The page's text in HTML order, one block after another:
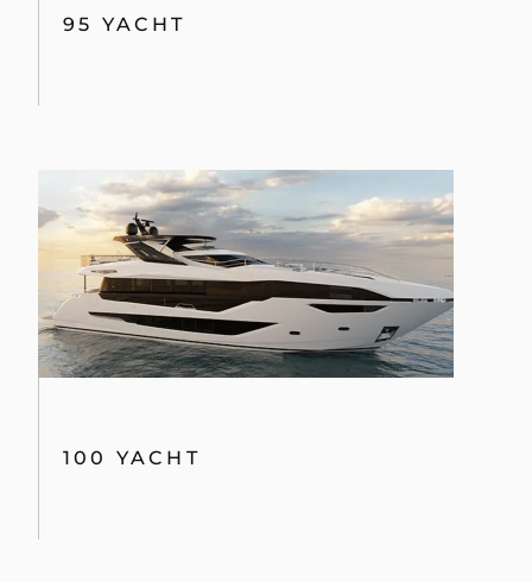
95 YACHT
100 YACHT